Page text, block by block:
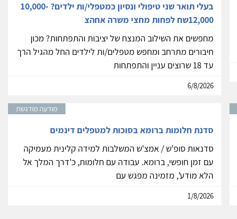
בעלי תואר שני טיפולי ונסיון כמטפלי/ות ילדים? 10,000-
12,000שח לפחות מחצי משרה אחהצ
מחפשים את השילוב המנצח של יציבות והתפתחות? מכון
חיבורים מתרחב ומחפש מטפלים/ות לילדים החל מהגיל הרך
עד 18 שרוצים עניין והתפתחות
6/8/2026
מודעה מודגשת
סדנת חלומות ברומא בסוכות למטפלים דינמים
סדנאות סופ'ש / אמצ'ש המשלבות למידה קלינית מעמיקה
עם זמן חופשי, ברומא. עבודה עם חלומות, כ'דרך המלך אל
הלא מודע', מזמינה מפגש עם
1/8/2026